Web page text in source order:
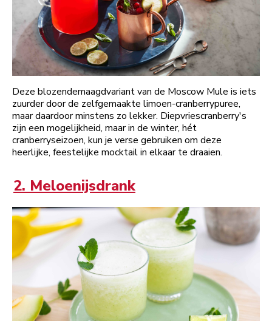
Deze blozendemaagdvariant van de Moscow Mule is iets
zuurder door de zelfgemaakte limoen-cranberrypuree,
maar daardoor minstens zo lekker. Diepvriescranberry's
zijn een mogelijkheid, maar in de winter, hét
cranberryseizoen, kun je verse gebruiken om deze
heerlijke, feestelijke mocktail in elkaar te draaien.
2. Meloenijsdrank